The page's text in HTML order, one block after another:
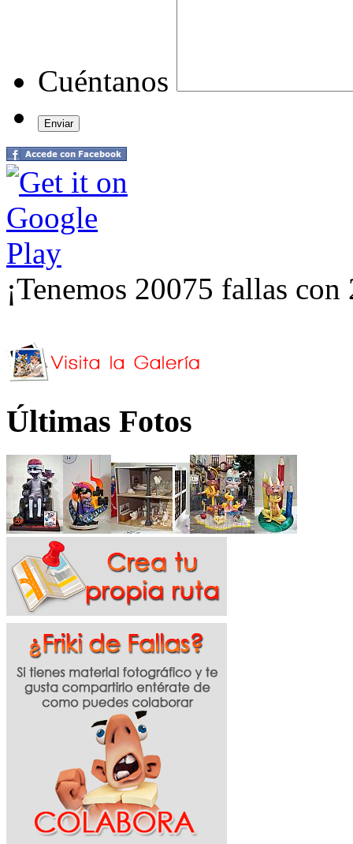
Cuéntanos
¡Tenemos 20075 fallas
Últimas Fotos